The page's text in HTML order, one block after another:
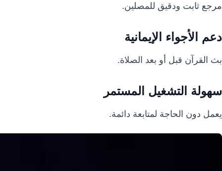
مرجع ثابت ودقيق للمصلين.
دعم الأجواء الإيمانية
بث القرآن قبل أو بعد الصلاة.
سهولة التشغيل المستمر
يعمل دون الحاجة لمتابعة دائمة.